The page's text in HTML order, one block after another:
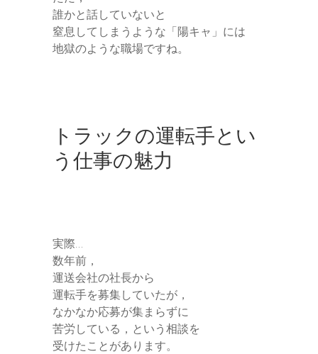
誰かと話していないと
窒息してしまうような「陽キャ」には
地獄のような職場ですね。
トラックの運転手とい
う仕事の魅力
実際…
数年前，
運送会社の社長から
運転手を募集していたが，
なかなか応募が集まらずに
苦労している，という相談を
受けたことがあります。